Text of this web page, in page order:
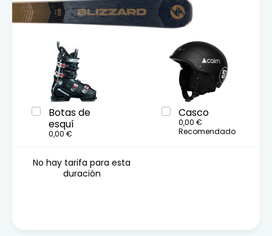
Botas de
esquí
0,00 €
Casco
0,00 €
Recomendado
No hay tarifa para esta
duración